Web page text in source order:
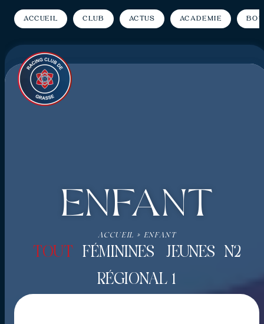
Accueil Club Actus Académie
Enfant
ACCUEIL » ENFANT
FÉMININES JEUNES
N2
RÉGIONAL 1
TOUT